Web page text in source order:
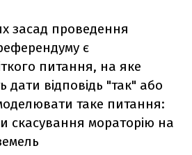
засад проведення
є
питання, на яке
відповідь "так" або
таке питання:
скасування мораторію на